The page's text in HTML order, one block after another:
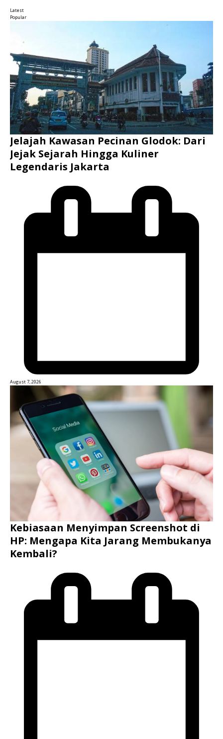
Latest
Popular
Jelajah Kawasan Pecinan Glodok: Dari
Jejak Sejarah Hingga Kuliner
Legendaris Jakarta
August 7, 2026
Kebiasaan Menyimpan Screenshot di
HP: Mengapa Kita Jarang Membukanya
Kembali?